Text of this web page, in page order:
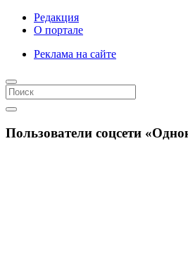
Редакция
О портале
Реклама на сайте
Пользователи соцсети